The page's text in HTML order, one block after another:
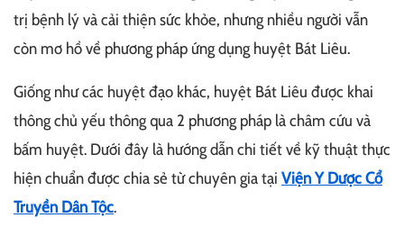
trị bệnh lý và cải thiện sức khỏe, nhưng nhiều người vẫn
còn mơ hồ về phương pháp ứng dụng huyệt Bát Liêu.
Giống như các huyệt đạo khác, huyệt Bát Liêu được khai
thông chủ yếu thông qua 2 phương pháp là châm cứu và
bấm huyệt. Dưới đây là hướng dẫn chi tiết về kỹ thuật thực
hiện chuẩn được chia sẻ từ chuyên gia tại Viện Y Dược Cổ
Truyền Dân Tộc.